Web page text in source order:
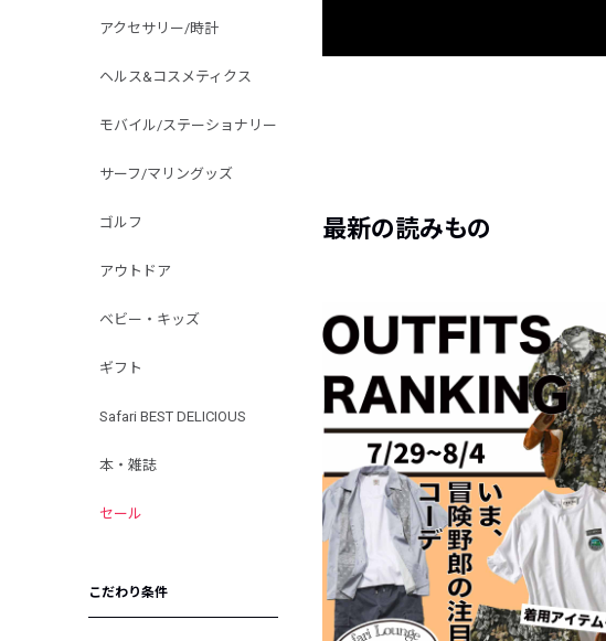
アクセサリー/時計
ヘルス&コスメティクス
モバイル/ステーショナリー
サーフ/マリングッズ
ゴルフ
アウトドア
ベビー・キッズ
ギフト
Safari BEST DELICIOUS
本・雑誌
セール
こだわり条件
最新の読みもの